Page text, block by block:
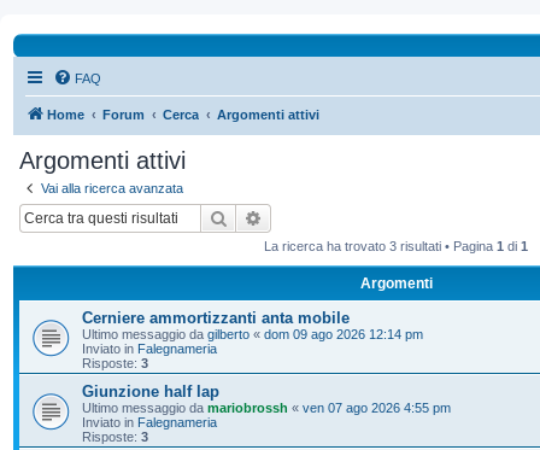
FAQ
Home Forum Cerca Argomenti attivi
Argomenti attivi
Vai alla ricerca avanzata
Cerca
La ricerca ha trovato 3 risultati • Pagina 1 di 1
Argomenti
Cerniere ammortizzanti anta mobile
Ultimo messaggio da gilberto « dom 09 ago 2026 12:14 pm
Inviato in Falegnameria
Risposte: 3
Giunzione half lap
Ultimo messaggio da mariobrossh « ven 07 ago 2026 4:55 pm
Inviato in Falegnameria
Risposte: 3